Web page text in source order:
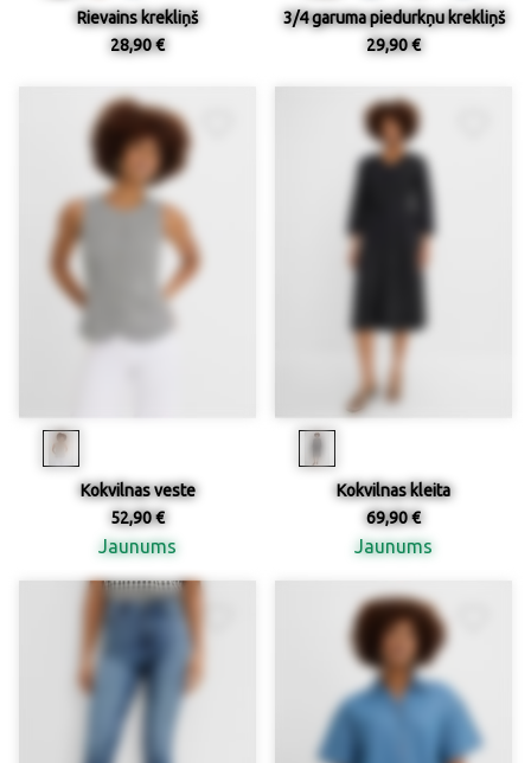
Rievains krekliņš
28,90 €
3/4 garuma piedurkņu krekliņš
29,90 €
Kokvilnas veste
52,90 €
Jaunums
Kokvilnas kleita
69,90 €
Jaunums